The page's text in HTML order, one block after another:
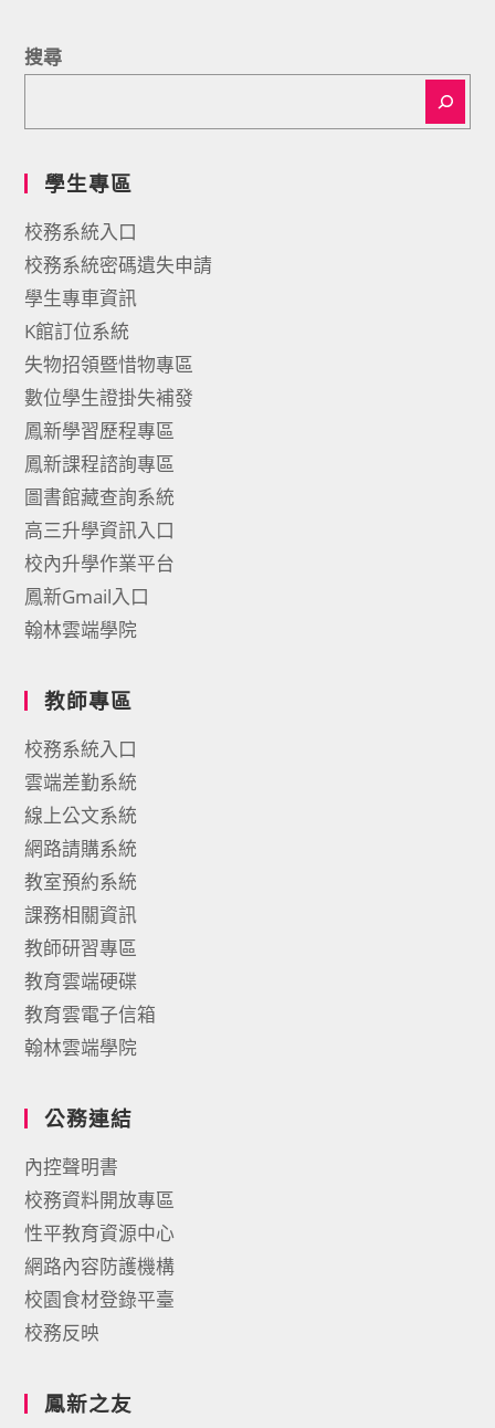
搜尋
學生專區
校務系統入口
校務系統密碼遺失申請
學生專車資訊
K館訂位系統
失物招領暨惜物專區
數位學生證掛失補發
鳳新學習歷程專區
鳳新課程諮詢專區
圖書館藏查詢系統
高三升學資訊入口
校內升學作業平台
鳳新Gmail入口
翰林雲端學院
教師專區
校務系統入口
雲端差勤系統
線上公文系統
網路請購系統
教室預約系統
課務相關資訊
教師研習專區
教育雲端硬碟
教育雲電子信箱
翰林雲端學院
公務連結
內控聲明書
校務資料開放專區
性平教育資源中心
網路內容防護機構
校園食材登錄平臺
校務反映
鳳新之友